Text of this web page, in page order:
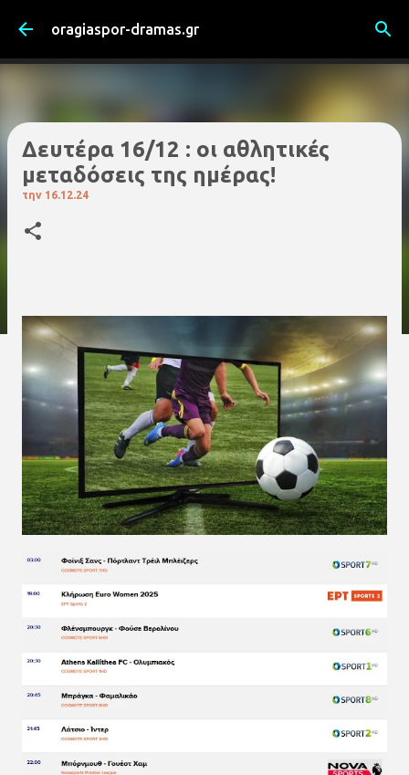
Μετάβαση στο κύριο περιεχόμενο
oragiaspor-dramas.gr
Δευτέρα 16/12 : οι αθλητικές
μεταδόσεις της ημέρας!
την 16.12.24